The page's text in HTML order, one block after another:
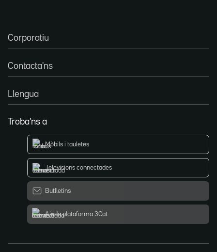
Corporatiu
Contacta'ns
Llengua
Troba'ns a
Mòbils i tauletes
Televisions connectades
Butlletins
Ajuda plataforma 3Cat